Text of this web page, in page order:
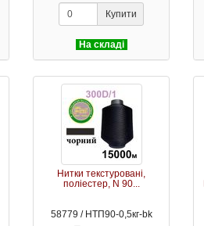
Купити
На складі
Нитки текстуровані,
поліестер, N 90...
58779 / НТП90-0,5кг-bk